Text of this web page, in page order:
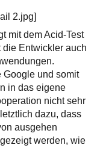
2.jpg]
mit dem Acid-Test
die Entwickler auch
Google und somit
in das eigene
nicht sehr
dazu, dass
ausgehen
werden, wie